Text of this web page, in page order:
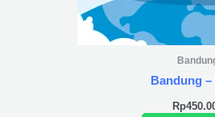
Bandung
Rp